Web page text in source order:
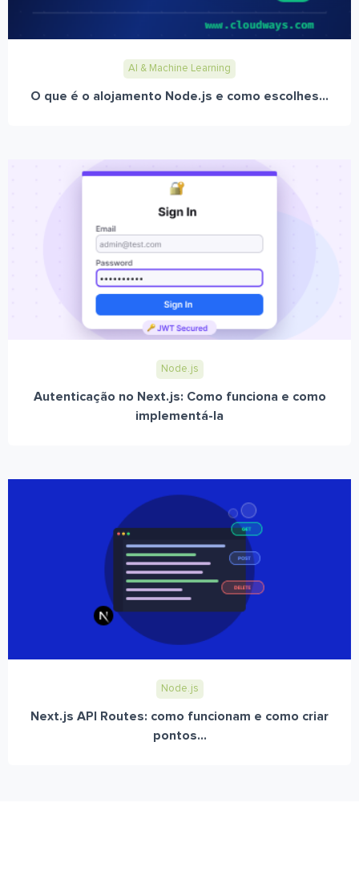
AI & Machine Learning
O que é o alojamento Node.js e como escolhes...
Node.js
Autenticação no Next.js: Como funciona e como
implementá-la
Node.js
Next.js API Routes: como funcionam e como criar
pontos...